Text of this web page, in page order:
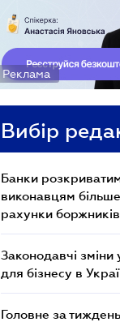
Реклама
Вибір
Банки
виконавцям
рахунки боржників
Законодавчі зміни
для бізнесу в
Головне за